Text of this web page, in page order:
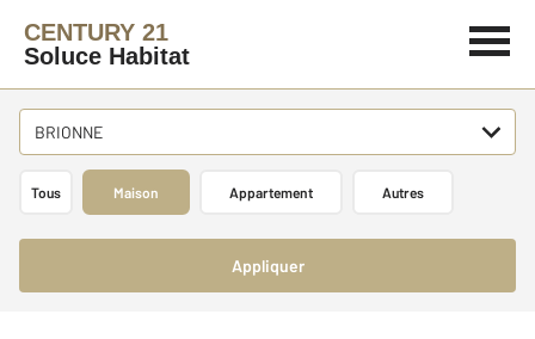
CENTURY 21
Soluce Habitat
BRIONNE
Tous Maison Appartement Autres
Appliquer